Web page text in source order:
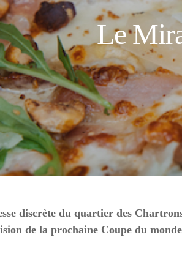
Le
discrète du quartier des
de la prochaine Coupe du